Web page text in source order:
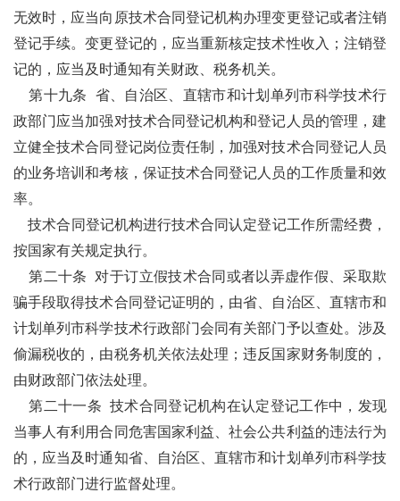
无效时，应当向原技术合同登记机构办理变更登记或者注销
登记手续。变更登记的，应当重新核定技术性收入；注销登
记的，应当及时通知有关财政、税务机关。
第十九条
省、自治区、直辖市和计划单列市科学技术行
政部门应当加强对技术合同登记机构和登记人员的管理，建
立健全技术合同登记岗位责任制，加强对技术合同登记人员
的业务培训和考核，保证技术合同登记人员的工作质量和效
率。
技术合同登记机构进行技术合同认定登记工作所需经费，
按国家有关规定执行。
第二十条
对于订立假技术合同或者以弄虚作假、采取欺
骗手段取得技术合同登记证明的，由省、自治区、直辖市和
计划单列市科学技术行政部门会同有关部门予以查处。涉及
偷漏税收的，由税务机关依法处理；违反国家财务制度的，
由财政部门依法处理。
第二十一条 技术合同登记机构在认定登记工作中，发现
当事人有利用合同危害国家利益、社会公共利益的违法行为
的，应当及时通知省、自治区、直辖市和计划单列市科学技
术行政部门进行监督处理。